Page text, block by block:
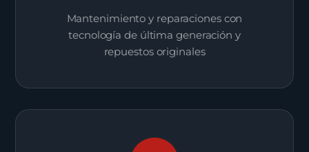
Mantenimiento y reparaciones con
tecnología de última generación y
repuestos originales